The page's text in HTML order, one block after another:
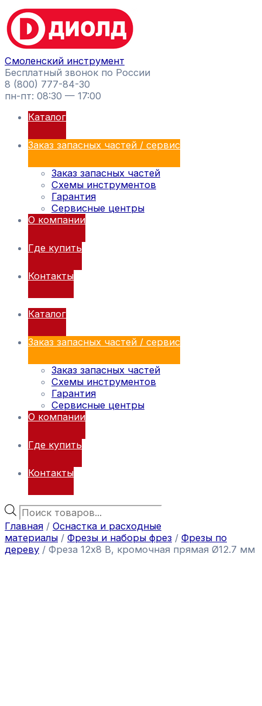
Перейти
к
содержимому
Смоленский инструмент
Бесплатный звонок по России
8 (800) 777-84-30
пн-пт: 08:30 — 17:00
Каталог
Заказ запасных частей / сервис
Заказ запасных частей
Схемы инструментов
Гарантия
Сервисные центры
О компании
Где купить
Контакты
Каталог
Заказ запасных частей / сервис
Заказ запасных частей
Схемы инструментов
Гарантия
Сервисные центры
О компании
Где купить
Контакты
Поиск
товаров
Главная / Оснастка и расходные
материалы / Фрезы и наборы фрез / Фрезы по
дереву / Фреза 12х8 В, кромочная прямая Ø12.7 мм